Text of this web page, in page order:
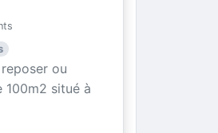
ou
100m2 situé à